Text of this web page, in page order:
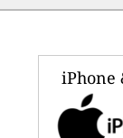
iPhone